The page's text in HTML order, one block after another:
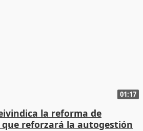
01:17
la reforma de
reforzará la autogestión